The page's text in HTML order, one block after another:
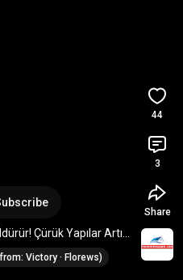
Çürük Yapılar Artık
Victory · Florews)
44
3
Share